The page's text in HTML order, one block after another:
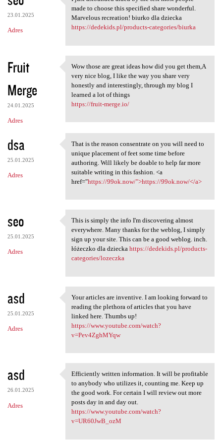
23.01.2025
Adres
I just astounded aided by the
made to choose this specified share wonderful.
Marvelous recreation! biurko dla dziecka
https://dedekids.pl/products-categories/biurka
Fruit
Merge
24.01.2025
Adres
Wow those are great ideas how
Wow those are great ideas how did you get them,A
very nice blog, I like the way you share very
honestly and interestingly, through my blog I
learned a lot of things
https://fruit-merge.io/
dsa
25.01.2025
Adres
That is the reason
That is the reason consentrate on you will need to
unique placement of feet some time before
authoring. Will likely be doable to help far more
suitable writing in this fashion. <a
href="https://99ok.now/">https://99ok.now/</a>
seo
25.01.2025
Adres
This is simply the info I'm
This is simply the info I'm discovering almost
everywhere. Many thanks for the weblog, I simply
sign up your site. This can be a good weblog. inch.
łóżeczko dla dziecka https://dedekids.pl/products-
categories/lozeczka
asd
25.01.2025
Adres
Your articles are inventive.
Your articles are inventive. I am looking forward to
reading the plethora of articles that you have
linked here. Thumbs up!
https://www.youtube.com/watch?
v=Pev4ZghMYqw
asd
26.01.2025
Adres
Efficiently written
Efficiently written information. It will be profitable
to anybody who utilizes it, counting me. Keep up
the good work. For certain I will review out more
posts day in and day out.
https://www.youtube.com/watch?
v=UR60JwB_ozM